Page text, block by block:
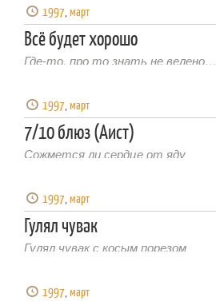
1997,март
Всё будет хорошо
Где-то, про то знать не велено…
1997,март
7/10 блюз (Аист)
Сожмется ли сердце от яду
1997,март
Гулял чувак
Гулял чувак с косым порезом
1997,март